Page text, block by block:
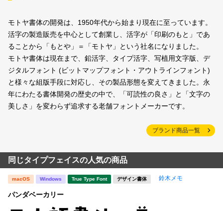
モトヤ書体の開発は、1950年代から始まり現在に至っています。
活字の製造販売を中心として創業し、活字が「印刷のもと」であ
ることから「もとや」＝「モトヤ」という社名になりました。
モトヤ書体は現在まで、鉛活字、タイプ活字、写植用文字版、デ
ジタルフォント (ビットマップフォント・アウトラインフォント)
と様々な組版手段に対応し、その製品形態を変えてきました。永
年にわたる書体開発の歴史の中で、「可読性の良さ」と「文字の
美しさ」を変わらず追求する老舗フォントメーカーです。
ブランド商品一覧
同じタイプフェイスの人気の商品
macOS Windows True Type Font デザイン書体 鈴木メモ
パンダベーカリー